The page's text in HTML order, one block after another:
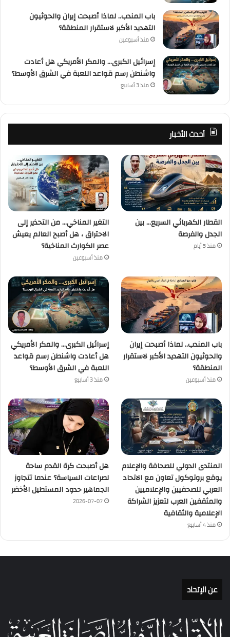
باب المندب.. لماذا أصبحت إيران والحوثيون
التهديد الأكبر لاستقرار المنطقة؟
منذ أسبوعين
إسرائيل الكبرى… والمكر الأمريكي هل أعادت
واشنطن رسم قواعد اللعبة في الشرق الأوسط؟
منذ 3 أسابيع
أحدث الأخبار
القطار الكهربائي السريع… بين
الجدل والفرصة
منذ 5 أيام
التغير المناخي… من التحذير إلى
الاحتراق ، هل أصبح العالم يعيش
عصر الكوارث المناخية؟
منذ أسبوعين
باب المندب.. لماذا أصبحت إيران
والحوثيون التهديد الأكبر لاستقرار
المنطقة؟
منذ أسبوعين
إسرائيل الكبرى… والمكر الأمريكي
هل أعادت واشنطن رسم قواعد
اللعبة في الشرق الأوسط؟
منذ 3 أسابيع
المنتدى الدولي للصحافة والإعلام
يوقع بروتوكول تعاون مع الاتحاد
العربي للصحفيين والإعلاميين
والمثقفين العرب لتعزيز الشراكة
الإعلامية والثقافية
منذ 4 أسابيع
هل أصبحت كرة القدم ساحة
لصراعات السياسة؟ عندما تتجاوز
الجماهير حدود المستطيل الأخضر
2026-07-07
عن الإتحاد